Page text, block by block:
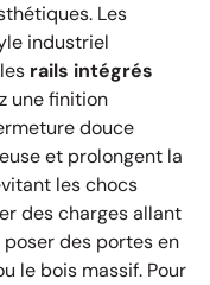
Les
industriel
rails intégrés
une finition
douce
et prolongent la
les chocs
des charges allant
poser des portes en
le bois massif. Pour